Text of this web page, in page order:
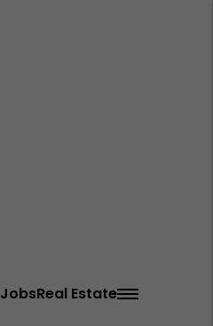
JobsReal Estate